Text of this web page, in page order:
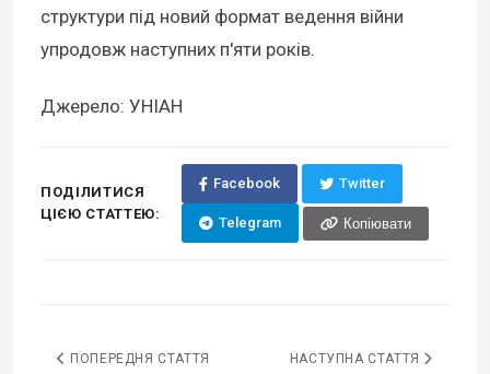
структури під новий формат ведення війни
упродовж наступних п'яти років.
Джерело: УНІАН
ПОДІЛИТИСЯ
ЦІЄЮ СТАТТЕЮ:
Facebook Twitter
Telegram Копіювати
ПОПЕРЕДНЯ СТАТТЯ НАСТУПНА СТАТТЯ